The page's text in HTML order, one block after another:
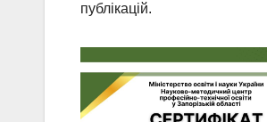
публікацій.